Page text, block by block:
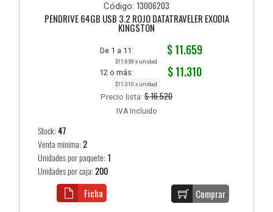
Código: 13006203
PENDRIVE 64GB USB 3.2 ROJO DATATRAVELER EXODIA
KINGSTON
De 1 a 11: $ 11.659
$11.659 x unidad
12 o más: $ 11.310
$11.310 x unidad
Precio lista: $ 16.520
IVA Incluido
Stock:47
Venta mínima:2
Unidades por paquete: 1
Unidades por caja:200
Comprar
Ficha